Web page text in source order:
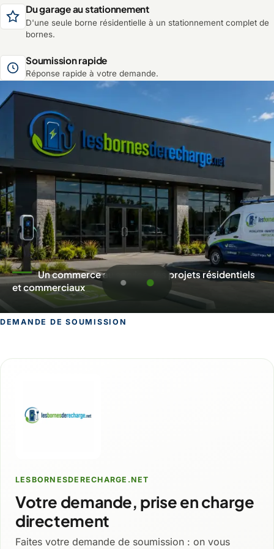
Du garage au stationnement
D'une seule borne résidentielle à un stationnement complet de
bornes.
Soumission rapide
Réponse rapide à votre demande.
Un commerce au service des projets résidentiels
et commerciaux
DEMANDE DE SOUMISSION
LESBORNESDERECHARGE.NET
Votre demande, prise en charge
directement
Faites votre demande de soumission : on vous